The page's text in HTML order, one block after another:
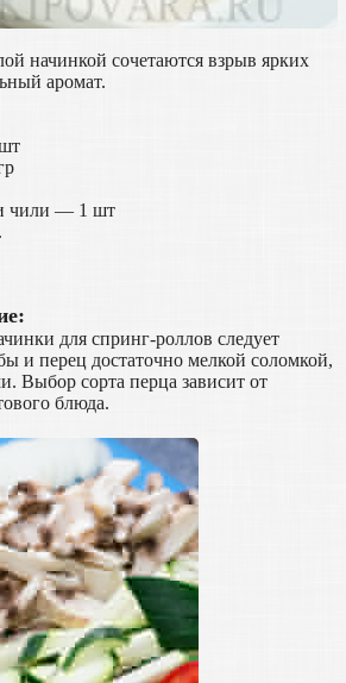
начинкой сочетаются взрыв ярких
аромат.
чили — 1 шт
для спринг-роллов следует
и перец достаточно мелкой соломкой,
Выбор сорта перца зависит от
блюда.